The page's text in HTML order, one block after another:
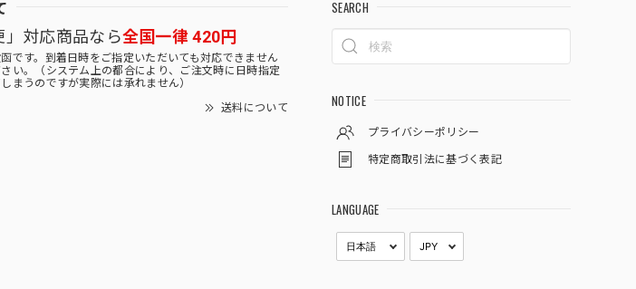
」対応商品なら全国一律 420円
です。到着日時をご指定いただいても対応できません
い。（システム上の都合により、ご注文時に日時指定
まうのですが実際には承れません）
送料について
SEARCH
NOTICE
プライバシーポリシー
特定商取引法に基づく表記
LANGUAGE